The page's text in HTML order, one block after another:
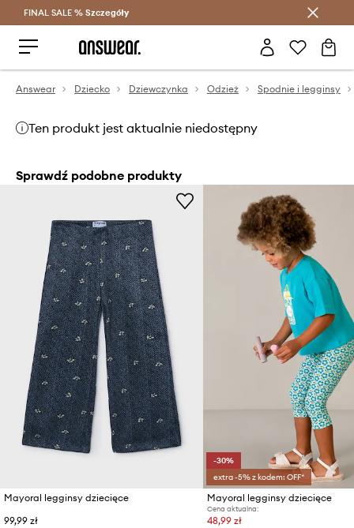
Oszczędzaj z Answear Club >
FINAL SALE % Szczegóły
Answear Dziecko Dziewczynka Odzież Spodnie i legginsy
Ten produkt jest aktualnie niedostępny
Sprawdź podobne produkty
Mayoral legginsy dziecięce
99,99 zł
-30%
extra -5% z kodem: OFF*
Mayoral legginsy dziecięce
Cena aktualna:
48,99 zł